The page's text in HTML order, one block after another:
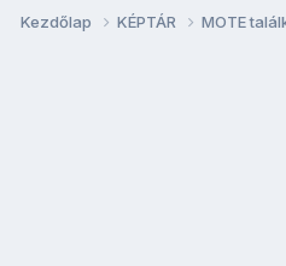
Kezdőlap KÉPTÁR MOTE